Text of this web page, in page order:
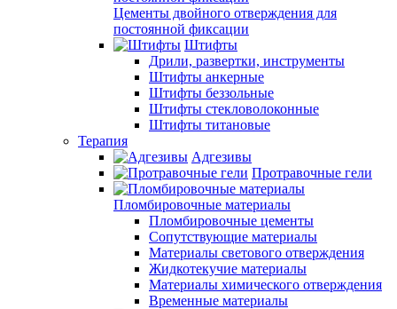
Цементы двойного отверждения для
постоянной фиксации
Штифты
Дрили, развертки, инструменты
Штифты анкерные
Штифты беззольные
Штифты стекловолоконные
Штифты титановые
Терапия
Адгезивы
Протравочные гели
Пломбировочные материалы
Пломбировочные цементы
Сопутствующие материалы
Материалы светового отверждения
Жидкотекучие материалы
Материалы химического отверждения
Временные материалы